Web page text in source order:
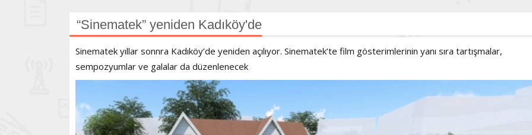
“Sinematek” yeniden Kadıköy'de
Sinematek yıllar sonnra Kadıköy’de yeniden açılıyor. Sinematek’te film gösterimlerinin yanı sıra tartışmalar,
sempozyumlar ve galalar da düzenlenecek